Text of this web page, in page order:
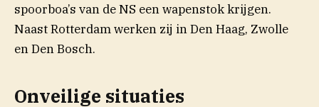
spoorboa’s van de NS een wapenstok krijgen.
Naast Rotterdam werken zij in Den Haag, Zwolle
en Den Bosch.
Onveilige situaties